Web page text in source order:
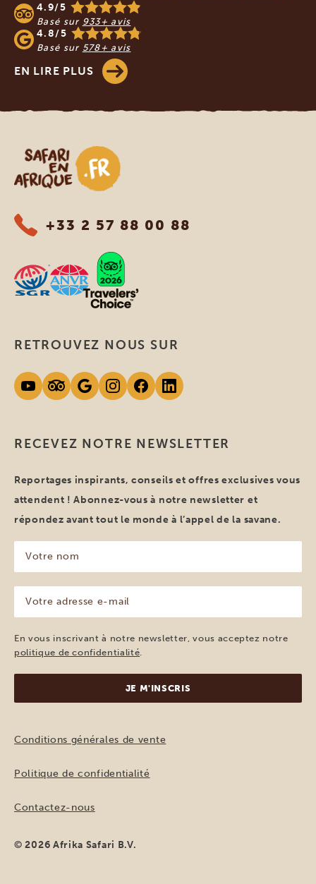
4.9/5
Basé sur 933+ avis
4.8/5
Basé sur 578+ avis
EN LIRE PLUS
Safari en Afrique
+33 2 57 88 00 88
RECEVEZ NOTRE NEWSLETTER
Reportages inspirants, conseils et offres exclusives vous
attendent ! Abonnez-vous à notre newsletter et
répondez avant tout le monde à l’appel de la savane.
nom
(Nécessaire)
adresse
e-
mail
(Nécessaire)
En vous inscrivant à notre newsletter, vous acceptez notre
politique de confidentialité
RETROUVEZ NOUS SUR
Conditions générales de vente
Politique de confidentialité
Contactez-nous
© 2026 Afrika Safari B.V.